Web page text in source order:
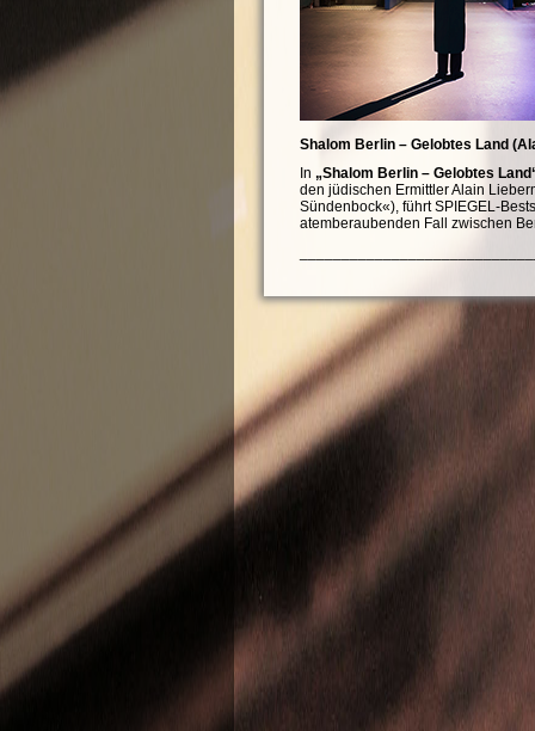
Shalom Berlin – Gelobtes Land
In „Shalom Berlin – Gelobtes
den jüdischen Ermittler Alain
Sündenbock«), führt SPIEGEL-
atemberaubenden Fall zwischen